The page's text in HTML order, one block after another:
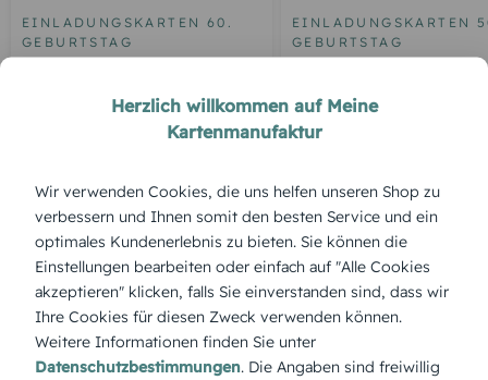
EINLADUNGSKARTEN 60.
GEBURTSTAG
Parkuhr 60
EINLADUNGSKARTEN
GEBURTSTAG
Geburtstag Aquarell
ÜBERBLICK:
Produktbeschreibung
Wenn Naturverbundenheit auf minimalistisches Design trifft,
entsteht „Dezentes Pflanzenglück“. Diese Karte bringt Ruhe
und Natürlichkeit auf den Tisch – unaufdringlich und
Herzlich willkommen auf Meine
Kartenmanufaktur
Wir verwenden Cookies, die uns helfen unseren Shop zu
verbessern und Ihnen somit den besten Service und ein
optimales Kundenerlebnis zu bieten. Sie können die
Einstellungen bearbeiten oder einfach auf "Alle Cookies
akzeptieren" klicken, falls Sie einverstanden sind, dass wir
Ihre Cookies für diesen Zweck verwenden können.
Weitere Informationen finden Sie unter
Datenschutzbestimmungen. Die Angaben sind freiwillig